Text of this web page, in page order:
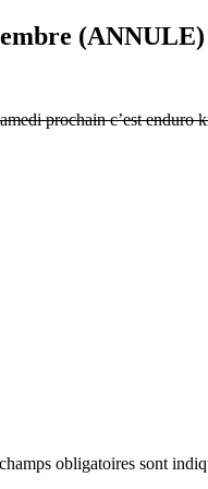
(ANNULE)
prochain c’est
obligatoires sont